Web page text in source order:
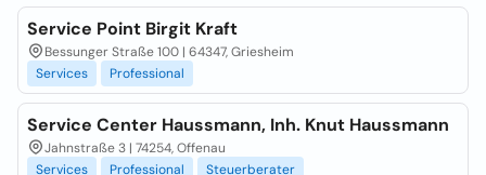
Service Point Birgit Kraft
Bessunger Straße 100 | 64347, Griesheim
Services
Professional
Service Center Haussmann, Inh. Knut Haussmann
Jahnstraße 3 | 74254, Offenau
Services
Professional Steuerberater